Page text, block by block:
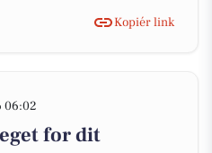
Kopiér link
06:02
for dit